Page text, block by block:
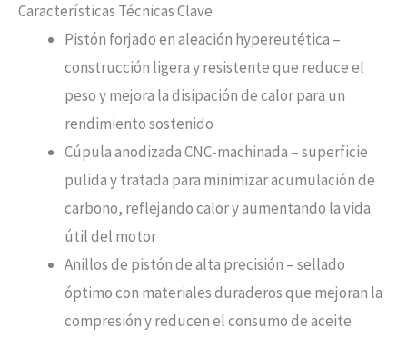
Características Técnicas Clave
Pistón forjado en aleación hypereutética –
construcción ligera y resistente que reduce el
peso y mejora la disipación de calor para un
rendimiento sostenido
Cúpula anodizada CNC-machinada – superficie
pulida y tratada para minimizar acumulación de
carbono, reflejando calor y aumentando la vida
útil del motor
Anillos de pistón de alta precisión – sellado
óptimo con materiales duraderos que mejoran la
compresión y reducen el consumo de aceite